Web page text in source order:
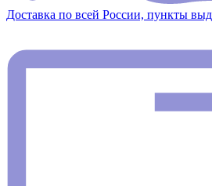
Доставка по всей России, пункты